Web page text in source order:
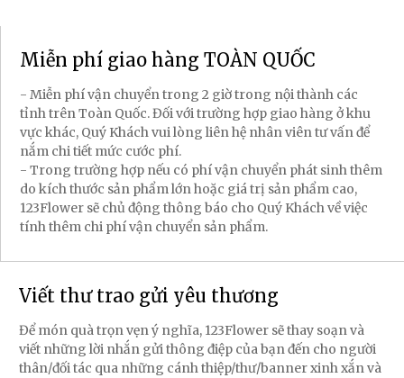
Miễn phí giao hàng TOÀN QUỐC
- Miễn phí vận chuyển trong 2 giờ trong nội thành các
tỉnh trên Toàn Quốc. Đối với trường hợp giao hàng ở khu
vực khác, Quý Khách vui lòng liên hệ nhân viên tư vấn để
nắm chi tiết mức cước phí.
- Trong trường hợp nếu có phí vận chuyển phát sinh thêm
do kích thước sản phẩm lớn hoặc giá trị sản phẩm cao,
123Flower sẽ chủ động thông báo cho Quý Khách về việc
tính thêm chi phí vận chuyển sản phẩm.
Viết thư trao gửi yêu thương
Để món quà trọn vẹn ý nghĩa, 123Flower sẽ thay soạn và
viết những lời nhắn gửi thông điệp của bạn đến cho người
thân/đối tác qua những cánh thiệp/thư/banner xinh xắn và